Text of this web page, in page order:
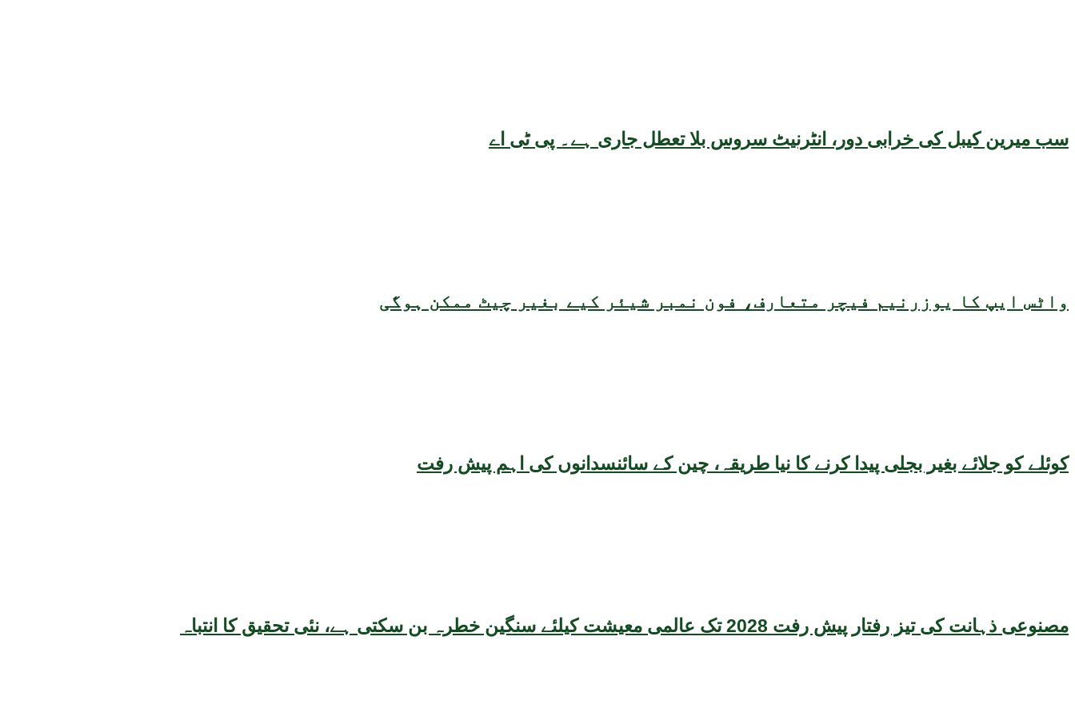
سب میرین کیبل کی خرابی دور، انٹرنیٹ سروس بلا تعطل جاری ہے۔ پی ٹی اے
واٹس ایپ کا یوزرنیم فیچر متعارف، فون نمبر شیئر کیے بغیر چیٹ ممکن ہوگی
کوئلے کو جلائے بغیر بجلی پیدا کرنے کا نیا طریقہ، چین کے سائنسدانوں کی اہم پیش رفت
مصنوعی ذہانت کی تیز رفتار پیش رفت 2028 تک عالمی معیشت کیلئے سنگین خطرہ بن سکتی ہے، نئی تحقیق کا انتباہ